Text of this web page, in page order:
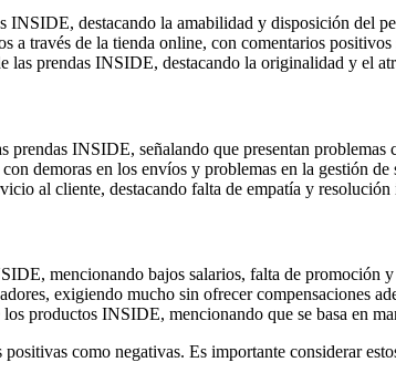
destacando la amabilidad y disposición del
a través de la tienda online, con comentarios
las prendas INSIDE, destacando la originalidad y el
INSIDE, señalando que presentan
demoras en los envíos y problemas en la gestión de
al cliente, destacando falta de empatía y resolución
mencionando bajos salarios, falta de promoción y
exigiendo mucho sin ofrecer compensaciones
productos INSIDE, mencionando que se basa en
como negativas. Es importante considerar